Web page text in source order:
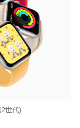
世代)